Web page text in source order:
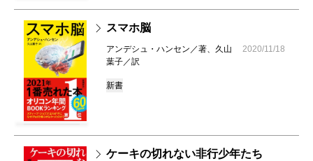
スマホ脳
アンデシュ・ハンセン／著、久山
葉子／訳
2020/11/18
新書
ケーキの切れない非行少年たち